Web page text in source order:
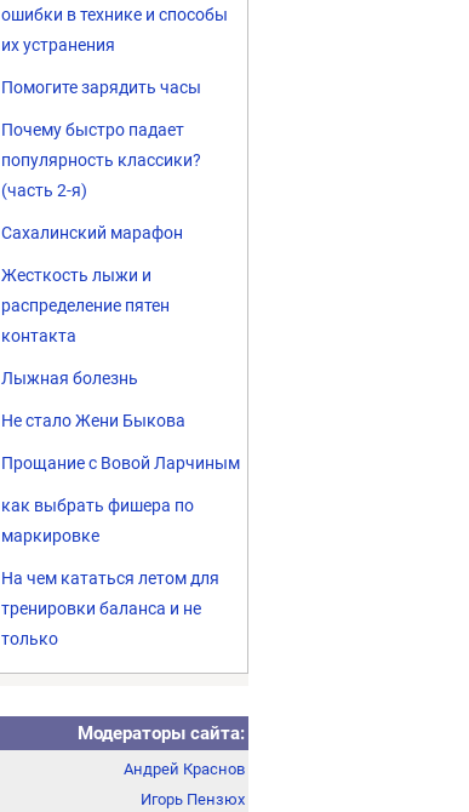
ошибки в технике и способы
их устранения
Помогите зарядить часы
Почему быстро падает
популярность классики?
(часть 2-я)
Сахалинский марафон
Жесткость лыжи и
распределение пятен
контакта
Лыжная болезнь
Не стало Жени Быкова
Прощание с Вовой Ларчиным
как выбрать фишера по
маркировке
На чем кататься летом для
тренировки баланса и не
только
Модераторы сайта:
Андрей Краснов
Игорь Пензюх